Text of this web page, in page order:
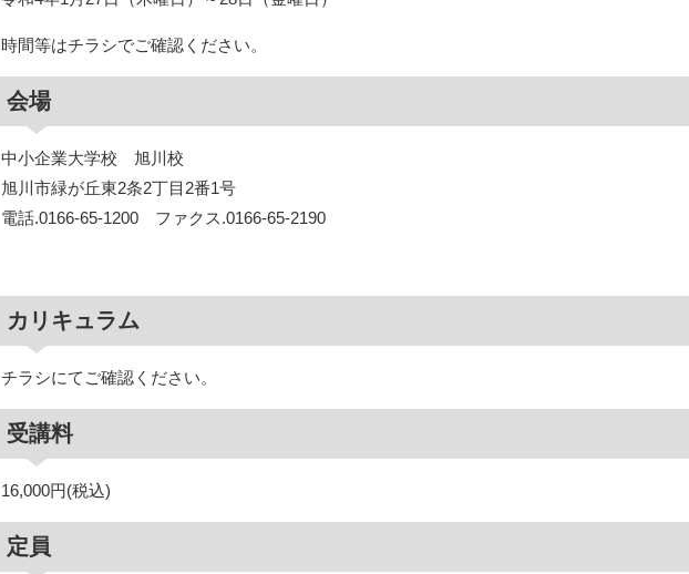
時間等はチラシでご確認ください。
会場
中小企業大学校 旭川校
旭川市緑が丘東2条2丁目2番1号
電話.0166-65-1200 ファクス.0166-65-2190
カリキュラム
チラシにてご確認ください。
受講料
16,000円(税込)
定員